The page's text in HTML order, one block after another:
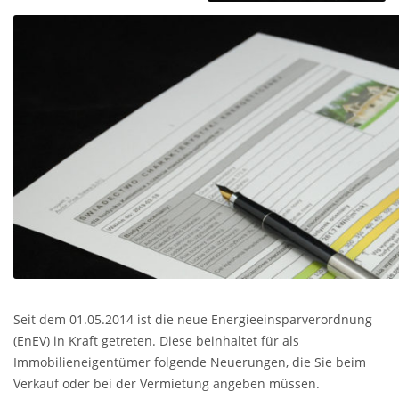
Seit dem 01.05.2014 ist die neue Energieeinsparverordnung
(EnEV) in Kraft getreten. Diese beinhaltet für als
Immobilieneigentümer folgende Neuerungen, die Sie beim
Verkauf oder bei der Vermietung angeben müssen.